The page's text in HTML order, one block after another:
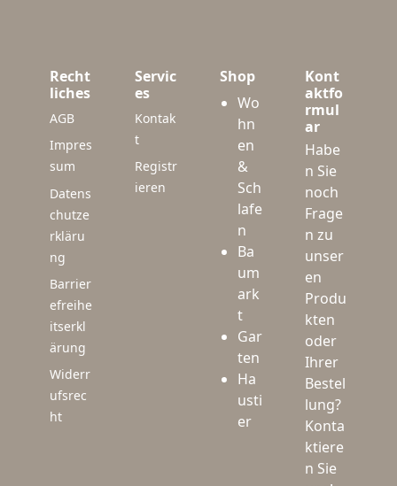
Recht
liches
AGB
Impres
sum
Datens
chutze
rkläru
ng
Barrier
efreihe
itserkl
ärung
Widerr
ufsrec
ht
Servic
es
Kontak
t
Registr
ieren
Shop
Wo
hn
en
&
Sch
lafe
n
Ba
um
ark
t
Gar
ten
Ha
usti
er
Kont
aktfo
rmul
ar
Habe
n Sie
noch
Frage
n zu
unser
en
Produ
kten
oder
Ihrer
Bestel
lung?
Konta
ktiere
n Sie